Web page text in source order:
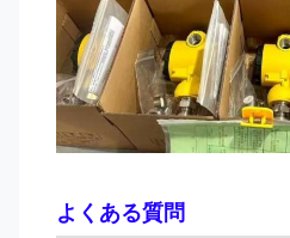
よくある質問